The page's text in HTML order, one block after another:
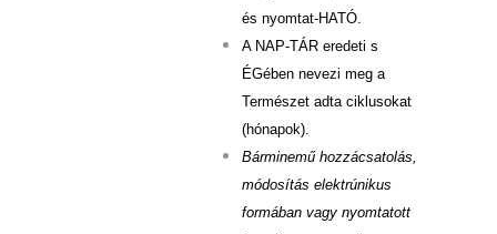
és nyomtat-HATÓ.
A NAP-TÁR eredeti s
ÉGében nevezi meg a
Természet adta ciklusokat
(hónapok).
Bárminemű hozzácsatolás,
módosítás elektrúnikus
formában vagy nyomtatott